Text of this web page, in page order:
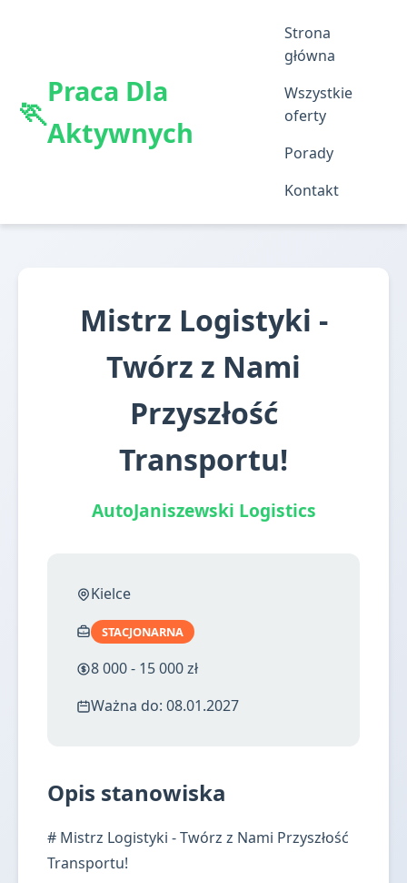
Praca Dla
Aktywnych
Strona
główna
Wszystkie
oferty
Porady
Kontakt
Mistrz Logistyki -
Twórz z Nami
Przyszłość
Transportu!
AutoJaniszewski Logistics
Kielce
STACJONARNA
8 000 - 15 000 zł
Ważna do: 08.01.2027
Opis stanowiska
# Mistrz Logistyki - Twórz z Nami Przyszłość
Transportu!